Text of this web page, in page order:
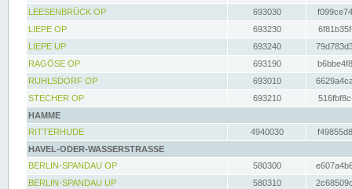
LEESENBRÜCK OP
693030
LIEPE OP
693230
LIEPE UP
693240
RAGÖSE OP
693190
RUHLSDORF OP
693010
STECHER OP
693210
HAMME
RITTERHUDE
4940030
HAVEL-ODER-WASSERSTRASSE
BERLIN-SPANDAU OP
580300
BERLIN-SPANDAU UP
580310